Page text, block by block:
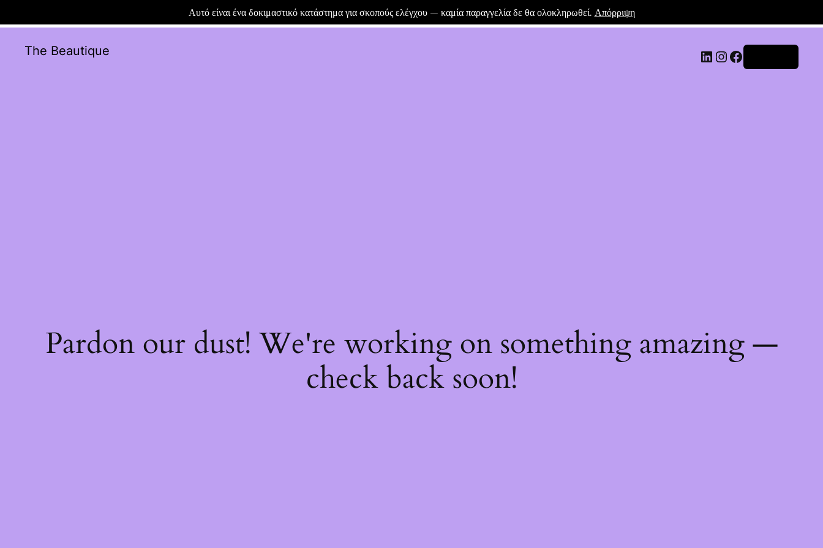
Αυτό είναι ένα δοκιμαστικό κατάστημα για σκοπούς ελέγχου — καμία παραγγελία δε θα ολοκληρωθεί. Απόρριψη
The Beautique
Pardon our dust! We're working on something amazing —
check back soon!